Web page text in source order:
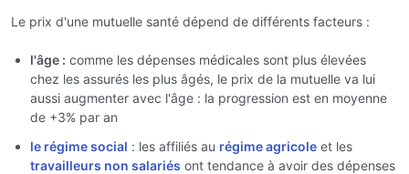
Le prix d'une mutuelle santé dépend de différents facteurs :
l'âge : comme les dépenses médicales sont plus élevées
chez les assurés les plus âgés, le prix de la mutuelle va lui
aussi augmenter avec l'âge : la progression est en moyenne
de +3% par an
le régime social : les affiliés au régime agricole et les
travailleurs non salariés ont tendance à avoir des dépenses